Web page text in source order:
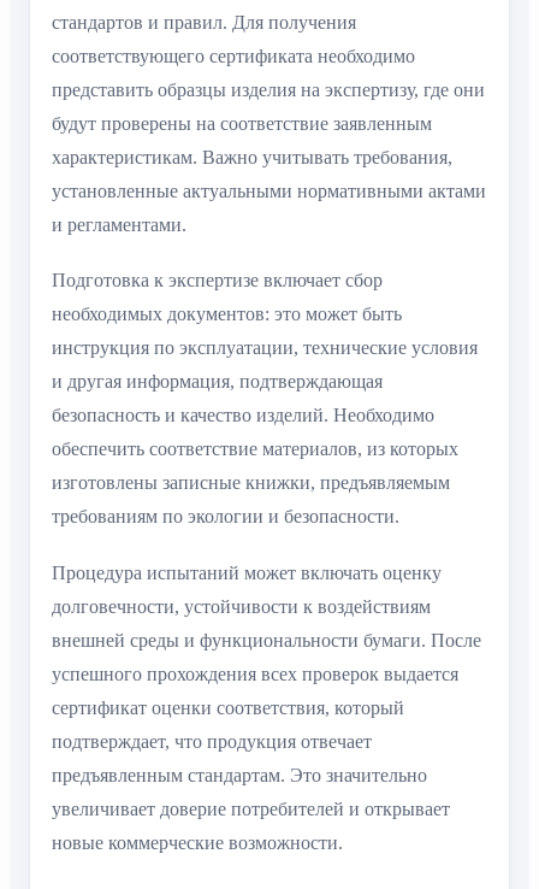
стандартов и правил. Для получения
соответствующего сертификата необходимо
представить образцы изделия на экспертизу, где они
будут проверены на соответствие заявленным
характеристикам. Важно учитывать требования,
установленные актуальными нормативными актами
и регламентами.
Подготовка к экспертизе включает сбор
необходимых документов: это может быть
инструкция по эксплуатации, технические условия
и другая информация, подтверждающая
безопасность и качество изделий. Необходимо
обеспечить соответствие материалов, из которых
изготовлены записные книжки, предъявляемым
требованиям по экологии и безопасности.
Процедура испытаний может включать оценку
долговечности, устойчивости к воздействиям
внешней среды и функциональности бумаги. После
успешного прохождения всех проверок выдается
сертификат оценки соответствия, который
подтверждает, что продукция отвечает
предъявленным стандартам. Это значительно
увеличивает доверие потребителей и открывает
новые коммерческие возможности.